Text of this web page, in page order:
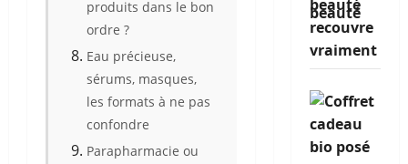
produits dans le bon
ordre ?
Eau précieuse,
sérums, masques,
les formats à ne pas
confondre
Parapharmacie ou
beauté
recouvre
vraiment